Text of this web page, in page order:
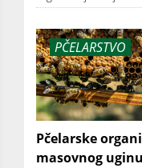
PČELARSTVO
Pčelarske
masovnog